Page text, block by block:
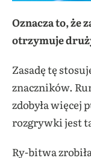
Oznacza to, że
otrzymuje
Zasadę tę
znaczników.
zdobyła więcej
rozgrywki jest
Ry-bitwa